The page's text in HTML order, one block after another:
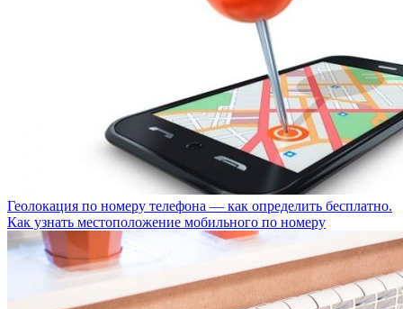
Геолокация по номеру телефона — как определить бесплатно.
Как узнать местоположение мобильного по номеру